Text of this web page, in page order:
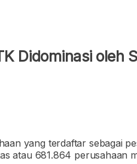
Didominasi oleh
yang terdaftar sebagai
atau 681.864 perusahaan